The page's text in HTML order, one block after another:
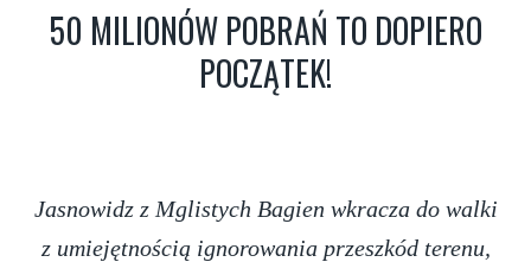
50 MILIONÓW POBRAŃ TO DOPIERO
POCZĄTEK!
Jasnowidz z Mglistych Bagien wkracza do walki
z umiejętnością ignorowania przeszkód terenu,